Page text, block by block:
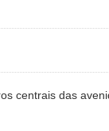
centrais das